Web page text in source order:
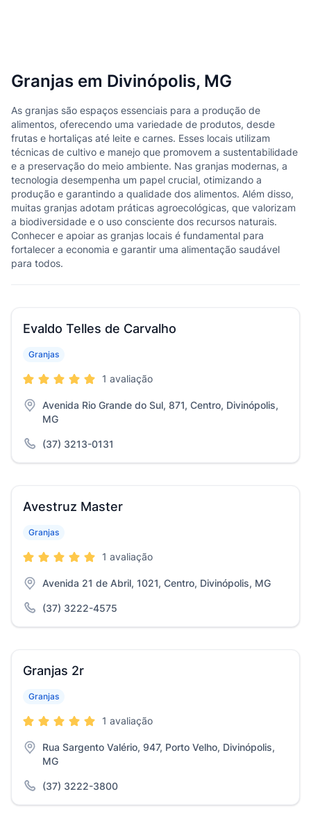
Granjas em Divinópolis, MG
As granjas são espaços essenciais para a produção de
alimentos, oferecendo uma variedade de produtos, desde
frutas e hortaliças até leite e carnes. Esses locais utilizam
técnicas de cultivo e manejo que promovem a sustentabilidade
e a preservação do meio ambiente. Nas granjas modernas, a
tecnologia desempenha um papel crucial, otimizando a
produção e garantindo a qualidade dos alimentos. Além disso,
muitas granjas adotam práticas agroecológicas, que valorizam
a biodiversidade e o uso consciente dos recursos naturais.
Conhecer e apoiar as granjas locais é fundamental para
fortalecer a economia e garantir uma alimentação saudável
para todos.
Evaldo Telles de Carvalho
Granjas
1 avaliação
Avenida Rio Grande do Sul, 871, Centro, Divinópolis,
MG
(37) 3213-0131
Avestruz Master
Granjas
1 avaliação
Avenida 21 de Abril, 1021, Centro, Divinópolis, MG
(37) 3222-4575
Granjas 2r
Granjas
1 avaliação
Rua Sargento Valério, 947, Porto Velho, Divinópolis,
MG
(37) 3222-3800